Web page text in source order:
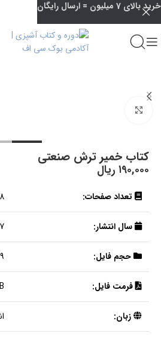
کتاب خمیر ترش صنعتی
۱۹۰,۰۰۰ ریال
تعداد صفحات:
سال انتشار:
حجم فایل:
فرمت فایل:
زبان:
خرید بالای 7 میلیون = ارسال رایگان